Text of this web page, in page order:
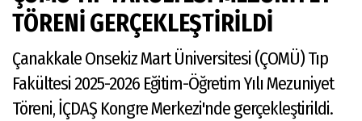
TÖRENİ GERÇEKLEŞTİRİLDİ
Çanakkale Onsekiz Mart Üniversitesi (ÇOMÜ) Tıp
Fakültesi 2025-2026 Eğitim-Öğretim Yılı Mezuniyet
Töreni, İÇDAŞ Kongre Merkezi'nde gerçekleştirildi.